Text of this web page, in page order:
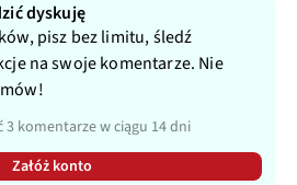
dyskuję
pisz bez limitu, śledź
na swoje komentarze. Nie
3 komentarze w ciągu 14 dni
Załóż konto